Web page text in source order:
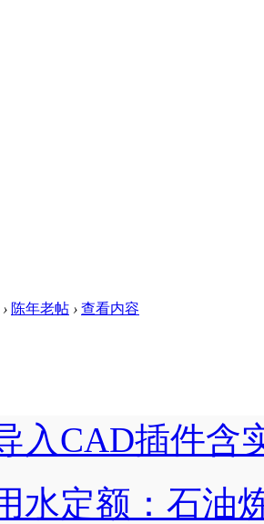
› 陈年老帖 › 查看内容
入CAD插件含
水定额：石油